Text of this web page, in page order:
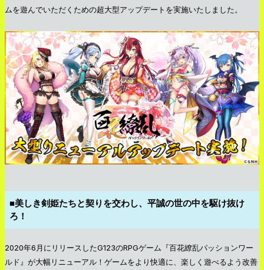
ムを遊んでいただくための超大型アップデートを実施いたしました。
■美しき剣姫たちと契りを交わし、平誠の世の中を駆け抜け
ろ！
2020年6月にリリースしたG123のRPGゲーム『百花繚乱パッションワー
ルド』が大幅リニューアル！ゲームをより快適に、楽しく遊べるよう改善